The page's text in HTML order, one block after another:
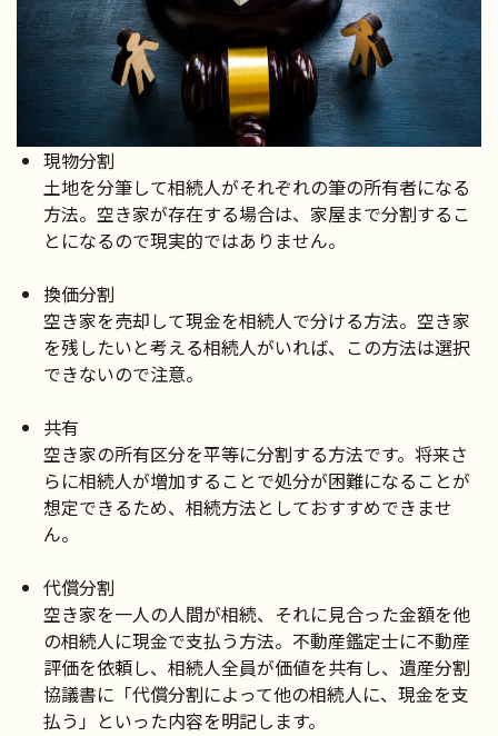
現物分割
土地を分筆して相続人がそれぞれの筆の所有者になる
方法。空き家が存在する場合は、家屋まで分割するこ
とになるので現実的ではありません。
換価分割
空き家を売却して現金を相続人で分ける方法。空き家
を残したいと考える相続人がいれば、この方法は選択
できないので注意。
共有
空き家の所有区分を平等に分割する方法です。将来さ
らに相続人が増加することで処分が困難になることが
想定できるため、相続方法としておすすめできませ
ん。
代償分割
空き家を一人の人間が相続、それに見合った金額を他
の相続人に現金で支払う方法。不動産鑑定士に不動産
評価を依頼し、相続人全員が価値を共有し、遺産分割
協議書に「代償分割によって他の相続人に、現金を支
払う」といった内容を明記します。